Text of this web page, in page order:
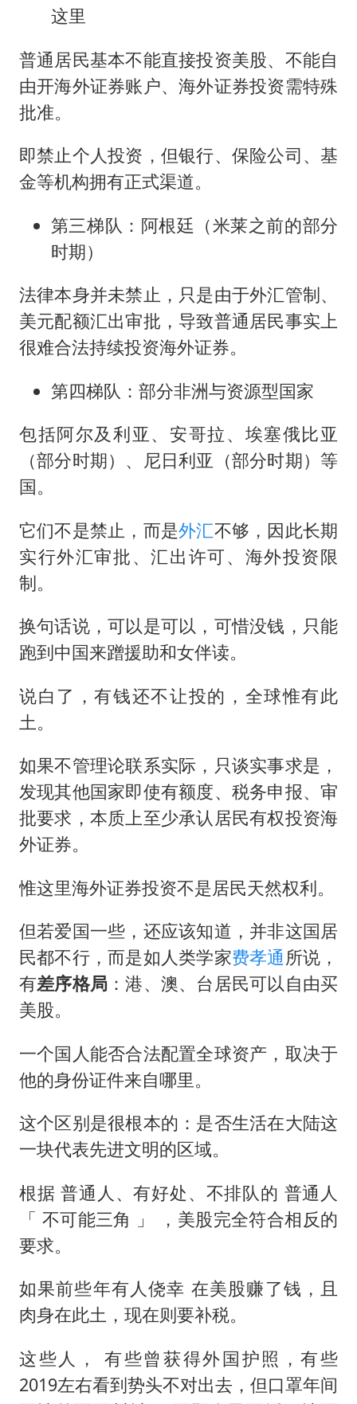
这里
普通居民基本不能直接投资美股、不能自
由开海外证券账户、海外证券投资需特殊
批准。
即禁止个人投资，但银行、保险公司、基
金等机构拥有正式渠道。
第三梯队：阿根廷（米莱之前的部分
时期）
法律本身并未禁止，只是由于外汇管制、
美元配额汇出审批，导致普通居民事实上
很难合法持续投资海外证券。
第四梯队：部分非洲与资源型国家
包括阿尔及利亚、安哥拉、埃塞俄比亚
（部分时期）、尼日利亚（部分时期）等
国。
它们不是禁止，而是外汇不够，因此长期
实行外汇审批、汇出许可、海外投资限
制。
换句话说，可以是可以，可惜没钱，只能
跑到中国来蹭援助和女伴读。
说白了，有钱还不让投的，全球惟有此
土。
如果不管理论联系实际，只谈实事求是，
发现其他国家即使有额度、税务申报、审
批要求，本质上至少承认居民有权投资海
外证券。
惟这里海外证券投资不是居民天然权利。
但若爱国一些，还应该知道，并非这国居
民都不行，而是如人类学家费孝通 所说，
有差序格局 ：港、澳、台居民可以自由买
美股。
一个国人能否合法配置全球资产，取决于
他的身份证件来自哪里。
这个区别是很根本的：是否生活在大陆这
一块代表先进文明的区域。
根据 普通人、有好处、不排队的 普通人
「 不可能三角 」 ，美股完全符合相反的
要求。
如果前些年有人侥幸 在美股赚了钱，且
肉身在此土，现在则要补税。
这些人， 有些曾获得外国护照，有些
2019左右看到势头不对出去，但口罩年间